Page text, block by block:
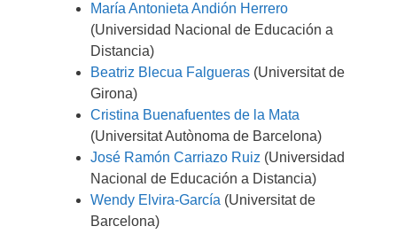
María Antonieta Andión Herrero
(Universidad Nacional de Educación a
Distancia)
Beatriz Blecua Falgueras (Universitat de
Girona)
Cristina Buenafuentes de la Mata
(Universitat Autònoma de Barcelona)
José Ramón Carriazo Ruiz (Universidad
Nacional de Educación a Distancia)
Wendy Elvira-García (Universitat de
Barcelona)